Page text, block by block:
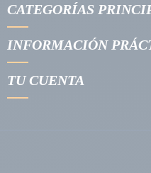
CATEGORÍAS
INFORMACIÓN
TU CUENTA